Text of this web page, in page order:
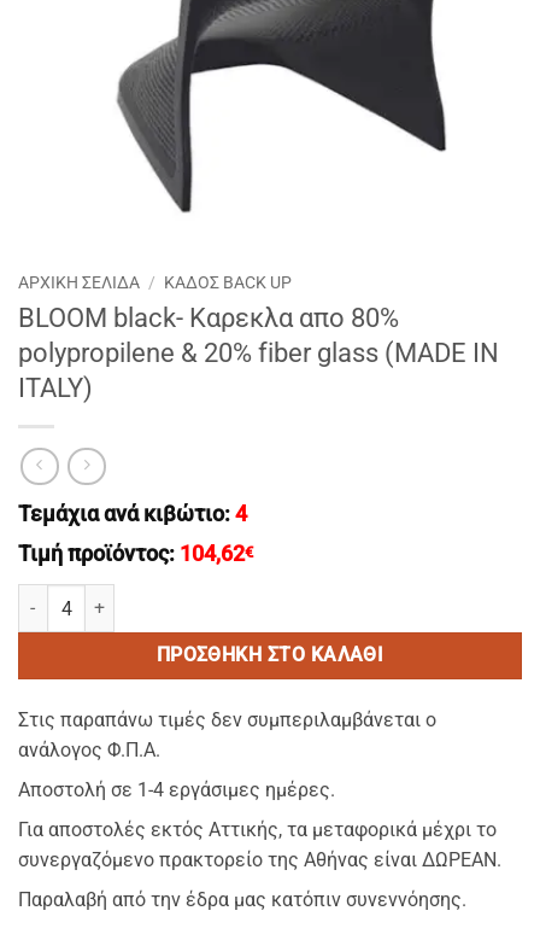
ΑΡΧΙΚΉ ΣΕΛΊΔΑ / ΚΑΔΟΣ BACK UP
BLOOM black- Καρεκλα απο 80%
polypropilene & 20% fiber glass (MADE IN
ITALY)
Τεμάχια ανά κιβώτιο: 4
Τιμή προϊόντος: 104,62€
BLOOM black- Καρεκλα απο 80% polypropilene & 20% fiber glass
ΠΡΟΣΘΉΚΗ ΣΤΟ ΚΑΛΆΘΙ
Στις παραπάνω τιμές δεν συμπεριλαμβάνεται ο
ανάλογος Φ.Π.Α.
Αποστολή σε 1-4 εργάσιμες ημέρες.
Για αποστολές εκτός Αττικής, τα μεταφορικά μέχρι το
συνεργαζόμενο πρακτορείο της Αθήνας είναι ΔΩΡΕΑΝ.
Παραλαβή από την έδρα μας κατόπιν συνεννόησης.